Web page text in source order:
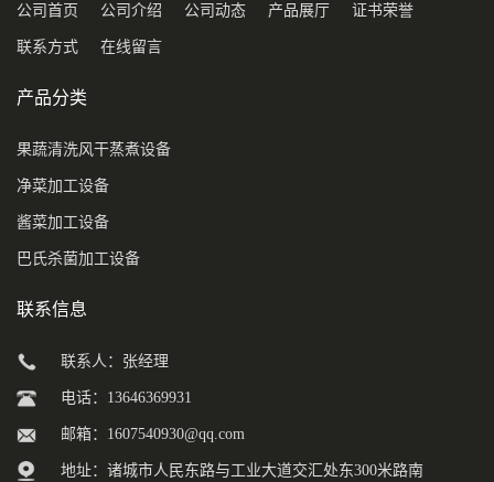
公司首页 公司介绍 公司动态 产品展厅 证书荣誉
联系方式 在线留言
产品分类
果蔬清洗风干蒸煮设备
净菜加工设备
酱菜加工设备
巴氏杀菌加工设备
联系信息
联系人：张经理
电话：13646369931
邮箱： 1607540930@qq.com
地址：诸城市人民东路与工业大道交汇处东300米路南